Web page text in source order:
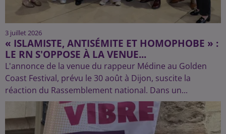
3 juillet 2026
« ISLAMISTE, ANTISÉMITE ET HOMOPHOBE » :
LE RN S'OPPOSE À LA VENUE...
L'annonce de la venue du rappeur Médine au Golden
Coast Festival, prévu le 30 août à Dijon, suscite la
réaction du Rassemblement national. Dans un...